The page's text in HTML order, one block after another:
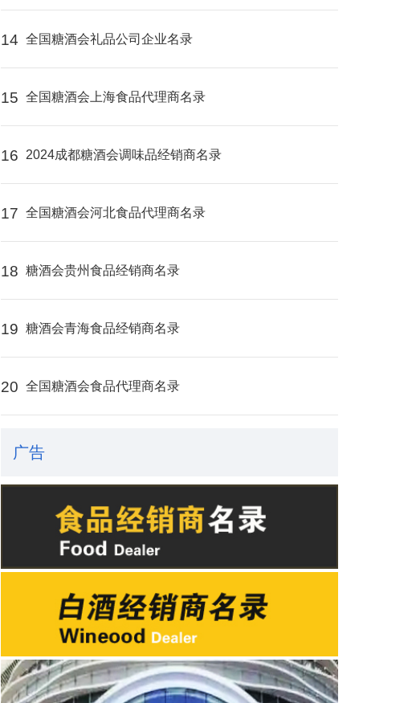
14 全国糖酒会礼品公司企业名录
15 全国糖酒会上海食品代理商名录
16 2024成都糖酒会调味品经销商名录
17 全国糖酒会河北食品代理商名录
18 糖酒会贵州食品经销商名录
19 糖酒会青海食品经销商名录
20 全国糖酒会食品代理商名录
广告